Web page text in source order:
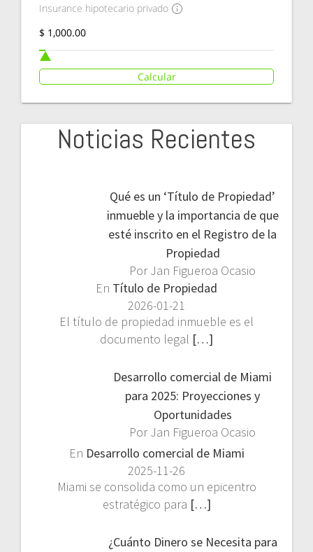
Insurance hipotecario privado
Calcular
Noticias Recientes
Qué es un ‘Título de Propiedad’
inmueble y la importancia de que
esté inscrito en el Registro de la
Propiedad
Por Jan Figueroa Ocasio
En Título de Propiedad
2026-01-21
El título de propiedad inmueble es el
documento legal […]
Desarrollo comercial de Miami
para 2025: Proyecciones y
Oportunidades
Por Jan Figueroa Ocasio
En Desarrollo comercial de Miami
2025-11-26
Miami se consolida como un epicentro
estratégico para […]
¿Cuánto Dinero se Necesita para